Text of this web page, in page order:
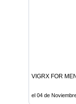
VIGRX FOR
el 04 de